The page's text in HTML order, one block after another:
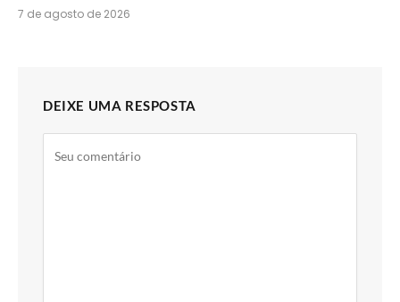
7 de agosto de 2026
DEIXE UMA RESPOSTA